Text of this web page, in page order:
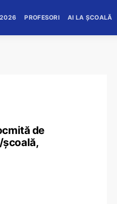
PROFESORI AI LA ȘCOALĂ
de